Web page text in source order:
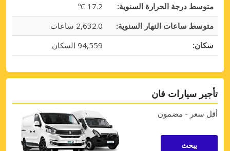
متوسط درجة الحرارة السنوية:
17.2 ºC
متوسط ساعات النهار السنوية:
2,632.0 ساعات
سكان:
94,559 السكان
تأجير سيارات فان
أقل سعر - مضمون
يبحث